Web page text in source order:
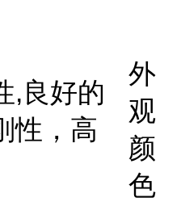
,良好的
性，高
外
观
颜
色